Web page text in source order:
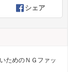
シェア
ためのＮＧファッ